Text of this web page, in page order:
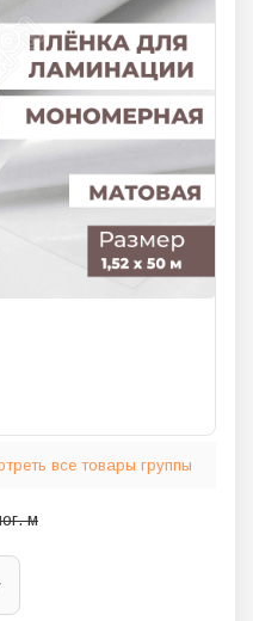
все товары группы
м